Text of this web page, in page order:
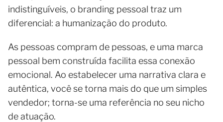
indistinguíveis, o branding pessoal traz um
diferencial: a humanização do produto.
As pessoas compram de pessoas, e uma marca
pessoal bem construída facilita essa conexão
emocional. Ao estabelecer uma narrativa clara e
autêntica, você se torna mais do que um simples
vendedor; torna-se uma referência no seu nicho
de atuação.